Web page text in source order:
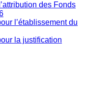
des Fonds
l’établissement du
la justification